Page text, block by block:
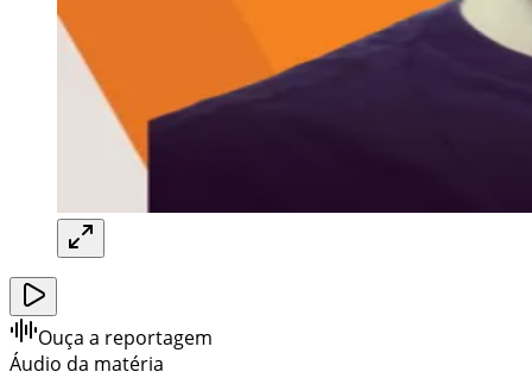
Ouça a reportagem
Áudio da matéria